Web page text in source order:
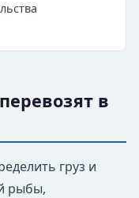
в
груз и
рыбы,